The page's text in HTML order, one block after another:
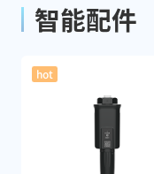
智能配件
hot